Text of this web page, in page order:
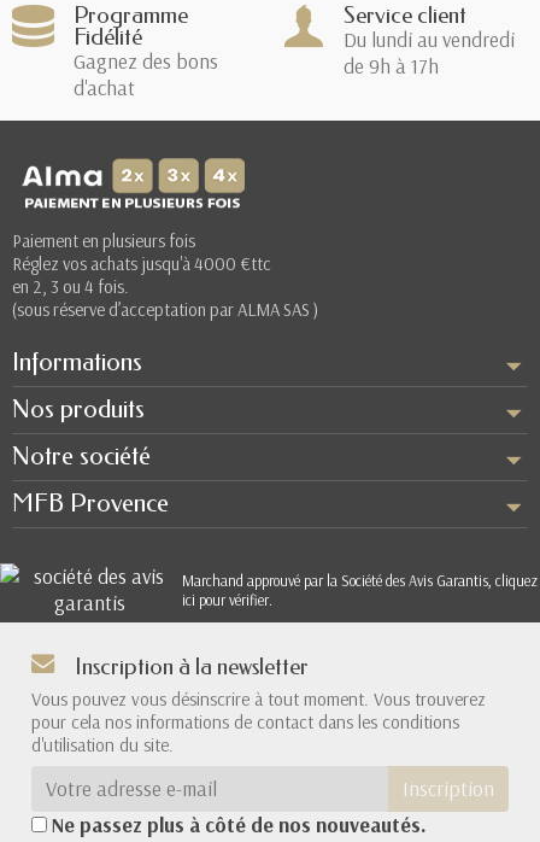
Programme
Fidélité
Gagnez des bons
d'achat
Service client
Du lundi au vendredi
de 9h à 17h
Paiement en plusieurs fois
Réglez vos achats jusqu'à 4000 €ttc
en 2, 3 ou 4 fois.
(sous réserve d’acceptation par ALMA SAS )
Informations
Nos produits
Notre société
MFB Provence
Marchand approuvé par la Société des Avis Garantis, cliquez
ici pour vérifier.
Inscription à la newsletter
Vous pouvez vous désinscrire à tout moment. Vous trouverez
pour cela nos informations de contact dans les conditions
d'utilisation du site.
Inscription
Ne passez plus à côté de nos nouveautés.